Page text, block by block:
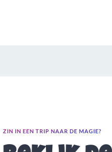
ZIN IN EEN TRIP NAAR DE MAGIE?